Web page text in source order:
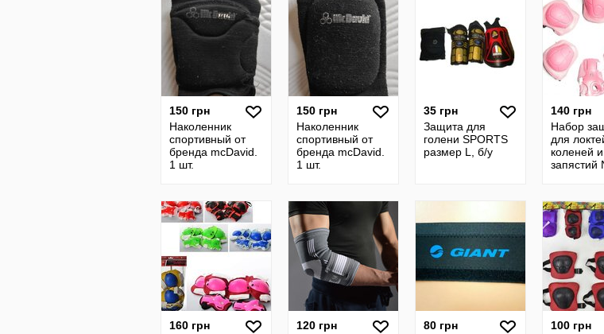
150 грн
Наколенник
спортивный от
бренда mcDavid.
1 шт.
150 грн
Наколенник
спортивный от
бренда mcDavid.
1 шт.
35 грн
Защита для
голени SPORTS
размер L, б/у
140 грн
Набор
для
коленей и
запястий
160 грн
120 грн
80 грн
100 грн